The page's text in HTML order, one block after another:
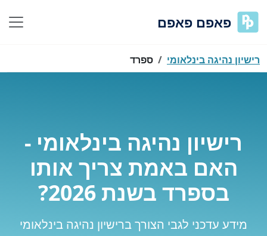
פאפם פאפם
רישיון נהיגה בינלאומי ספרד
רישיון נהיגה בינלאומי -
האם באמת צריך אותו
בספרד בשנת 2026?
מידע עדכני לגבי הצורך ברישיון נהיגה בינלאומי